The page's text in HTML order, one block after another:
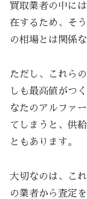
買取業者の中に
在するため、そ
の相場とは関係
ただし、これら
しも最高値がつ
なたのアルファ
てしまうと、供
ともあります。
大切なのは、こ
の業者から査定